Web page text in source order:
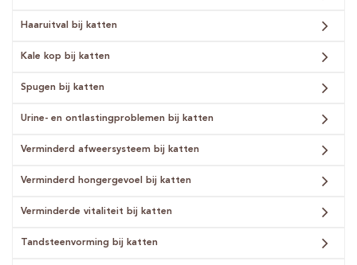
Haaruitval bij katten
Kale kop bij katten
Spugen bij katten
Urine- en ontlastingproblemen bij katten
Verminderd afweersysteem bij katten
Verminderd hongergevoel bij katten
Verminderde vitaliteit bij katten
Tandsteenvorming bij katten